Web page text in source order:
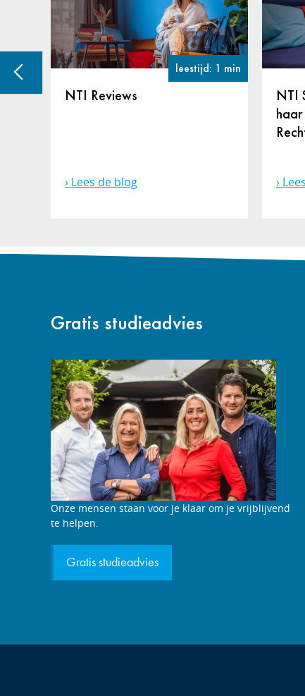
min leestijd: 1 min
NTI Reviews
Lees de blog
NTI
Gratis studieadvies
Studieadviesgesprek
aanvragen
Onze mensen staan voor je klaar om je vrijblijvend
te helpen.
Gratis studieadvies